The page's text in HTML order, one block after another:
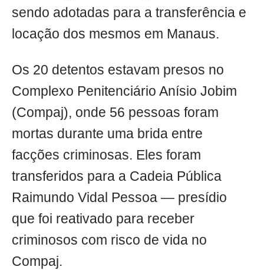
sendo adotadas para a transferência e
locação dos mesmos em Manaus.
Os 20 detentos estavam presos no
Complexo Penitenciário Anísio Jobim
(Compaj), onde 56 pessoas foram
mortas durante uma brida entre
facções criminosas. Eles foram
transferidos para a Cadeia Pública
Raimundo Vidal Pessoa — presídio
que foi reativado para receber
criminosos com risco de vida no
Compaj.